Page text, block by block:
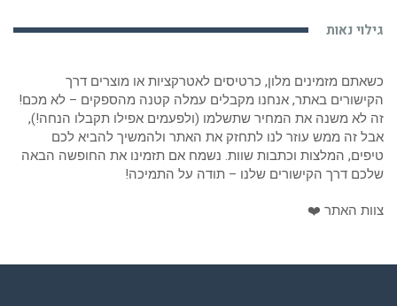
גילוי נאות
כשאתם מזמינים מלון, כרטיסים לאטרקציות או מוצרים דרך
הקישורים באתר, אנחנו מקבלים עמלה קטנה מהספקים – לא מכם!
זה לא משנה את המחיר שתשלמו (ולפעמים אפילו תקבלו הנחה!),
אבל זה ממש עוזר לנו לתחזק את האתר ולהמשיך להביא לכם
טיפים, המלצות וכתבות שוות. נשמח אם תזמינו את החופשה הבאה
שלכם דרך הקישורים שלנו – תודה על התמיכה!
צוות האתר ❤️